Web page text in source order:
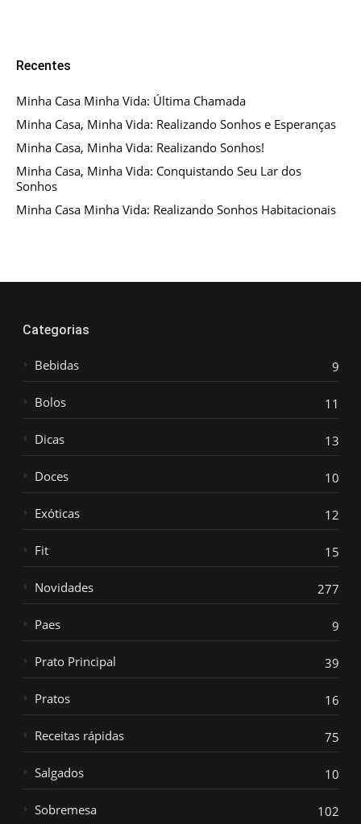
Recentes
Minha Casa Minha Vida: Última Chamada
Minha Casa, Minha Vida: Realizando Sonhos e Esperanças
Minha Casa, Minha Vida: Realizando Sonhos!
Minha Casa, Minha Vida: Conquistando Seu Lar dos
Sonhos
Minha Casa Minha Vida: Realizando Sonhos Habitacionais
Categorias
Bebidas 9
Bolos 11
Dicas 13
Doces 10
Exóticas 12
Fit 15
Novidades 277
Paes 9
Prato Principal 39
Pratos 16
Receitas rápidas 75
Salgados 10
Sobremesa 102